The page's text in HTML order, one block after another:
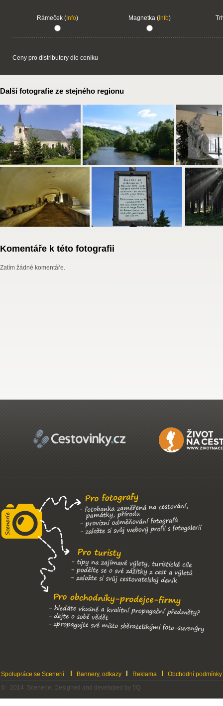
Rámeček (Info) Magnetka (Info)
Ceny pro distributory dle ceníku
Další fotografie ze stejného regionu
Komentáře k této fotografii
Zatím žádné komentáře.
Spolupráce se Scenerií Bannery, odkazy Reklama
Obchodní podmínky
© 2014 Scenerie, Designed and developed by 5Q